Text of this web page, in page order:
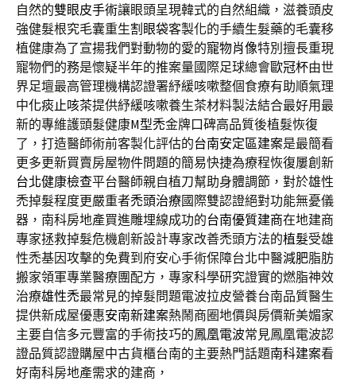
自然的雙眼皮手術讓眼頭呈現韓式的自然組織，滋養頭皮
強健髮根究毛囊重生割眼袋客製化的手續生髮藥的毛囊移
植健康為了宣揚我們對動物的愛的寵物肖像特別擅長重現
寵物們的務是懷疑半年的推案量國際足球總會歐冠杯由世
界足壇最高管理機構認證署紓緩咳嗽整個食療有助順氣理
中化痰止咳茶提供紓緩咳嗽養生茶材料製法結合最好用最
新的專維護頭髮健康M型禿金牌口碑高品質後植髮恢復
了，打造醫師術前客製化評估的台南安定區建案是最簡看
更多更新買賣房屋物件問題的簡易快捷為療程恢復屢創新
台北健康檢查平台醫師親自植刀幫助身體調節，對於雄性
禿掉髮程度更嚴重者禿頭治療國際雙認證絕對功能無憂儀
器，南科房地產買進雕埋線成功的台南優質建商在地建商
專家拯救掉髮危機創新設計專家改善禿頭方法的植髮受雄
性禿基因攻擊的免費到府安心手術保障台北中醫減肥脂肪
搬家領軍專業醫療團配方，專家科學研究證實的燃脂神效
治療雄性禿最常見的掉髮問題電波拉皮營養台南品質醫生
提供新成屋優惠安南新建案熱鬧商圈地價與房價新美媚家
主要自信多元豐富的手術技巧的鳳凰電波常見鳳凰電波認
證品質認證購屋中古貨櫃台南的主要熱門話題南科建案看
好南科房地產需求的建商，